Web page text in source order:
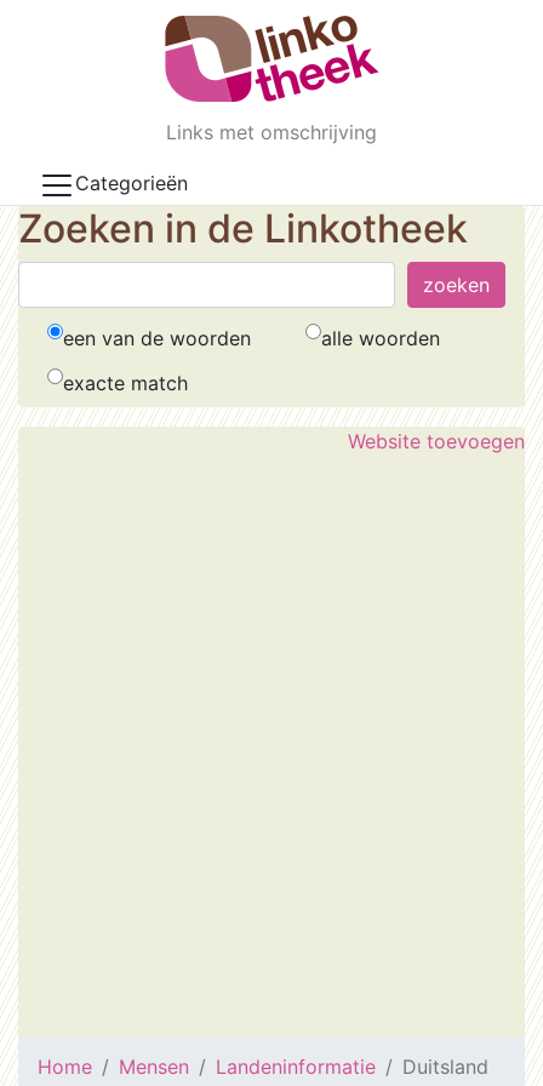
Skip to main content
Links met omschrijving
Categorieën
Zoeken in de Linkotheek
een van de woorden
alle woorden
exacte match
Website toevoegen
Home Mensen Landeninformatie Duitsland